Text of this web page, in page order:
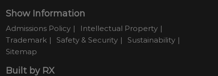
Show Information
Admissions Policy
Intellectual Property
Trademark
Safety & Security
Sustainability
Sitemap
Built by RX